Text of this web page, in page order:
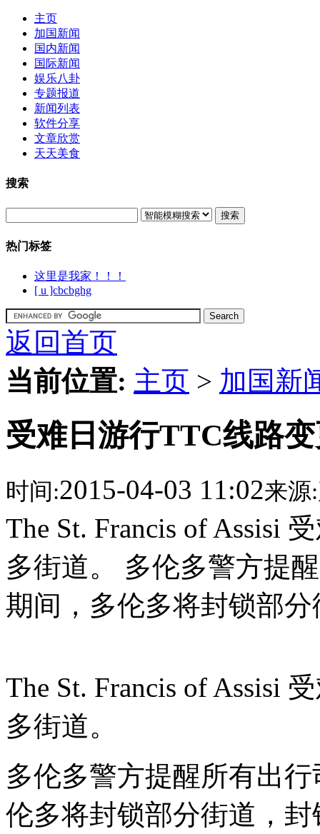
主页
加国新闻
国内新闻
国际新闻
娱乐八卦
专题报道
新闻列表
软件分享
文章欣赏
天天美食
搜索
搜索
热门标签
这里是我家！！！
[ u ]cbcbghg
返回首页
当前位置: 主页 > 加国新
受难日游行TTC线路
时间:2015-04-03 11:02来源:
The St. Francis of Assisi
多街道。 多伦多警方提
期间，多伦多将封锁部
The St. Francis of Assisi
多街道。
多伦多警方提醒所有出
伦多将封锁部分街道，封